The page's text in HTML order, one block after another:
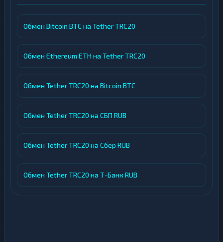
Обмен Bitcoin BTC на Tether TRC20
Обмен Ethereum ETH на Tether TRC20
Обмен Tether TRC20 на Bitcoin BTC
Обмен Tether TRC20 на СБП RUB
Обмен Tether TRC20 на Сбер RUB
Обмен Tether TRC20 на Т-Банк RUB